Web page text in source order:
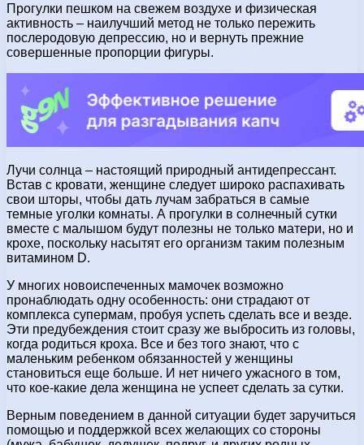
Прогулки пешком на свежем воздухе и физическая
активность – наилучший метод не только пережить
послеродовую депрессию, но и вернуть прежние
совершенные пропорции фигуры.
Лучи солнца – настоящий природный антидепрессант.
Встав с кровати, женщине следует широко распахивать
свои шторы, чтобы дать лучам забраться в самые
темные уголки комнаты. А прогулки в солнечный сутки
вместе с малышом будут полезны не только матери, но и
крохе, поскольку насытят его организм таким полезным
витамином D.
У многих новоиспеченных мамочек возможно
пронаблюдать одну особенность: они страдают от
комплекса супермам, пробуя успеть сделать все и везде.
Эти предубеждения стоит сразу же выбросить из головы,
когда родиться кроха. Все и без того знают, что с
маленьким ребенком обязанностей у женщины
становиться еще больше. И нет ничего ужасного в том,
что кое-какие дела женщина не успеет сделать за сутки.
Верным поведением в данной ситуации будет заручиться
помощью и поддержкой всех желающих со стороны